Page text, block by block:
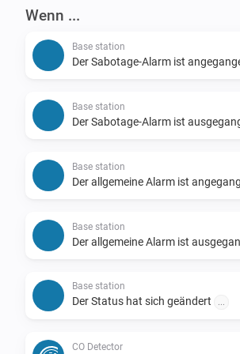
Wenn ...
Base station
Der Sabotage-Alarm ist
Base station
Der Sabotage-Alarm ist
Base station
Der allgemeine Alarm ist
Base station
Der allgemeine Alarm ist
Base station
Der Status hat sich geändert
CO Detector